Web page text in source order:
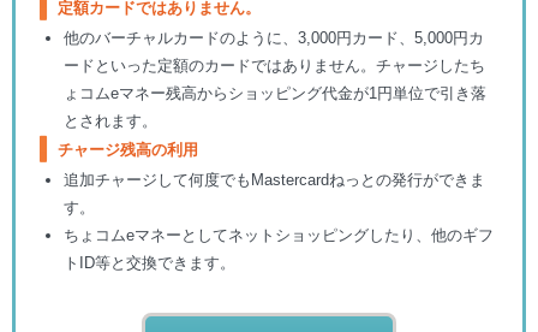
定額カードではありません。
他のバーチャルカードのように、3,000円カード、5,000円カ
ードといった定額のカードではありません。チャージしたち
ょコムeマネー残高からショッピング代金が1円単位で引き落
とされます。
チャージ残高の利用
追加チャージして何度でもMastercardねっとの発行ができま
す。
ちょコムeマネーとしてネットショッピングしたり、他のギフ
トID等と交換できます。